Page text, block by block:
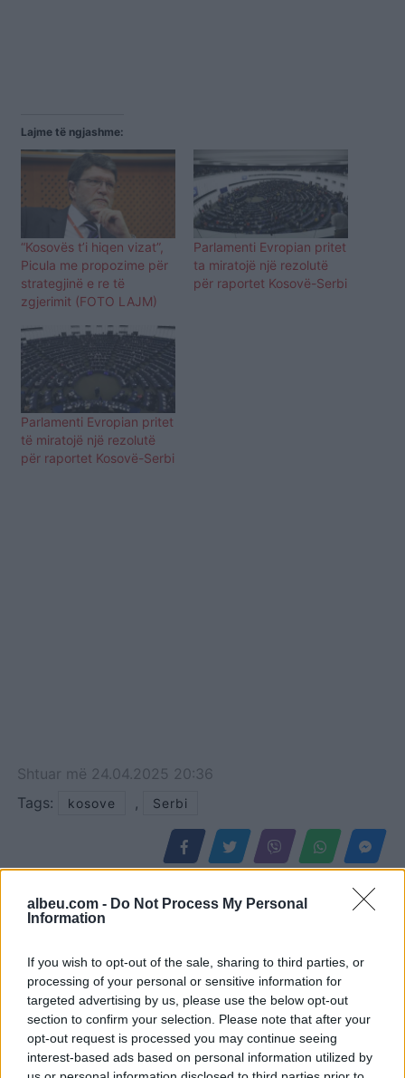
albeu.com - Do Not Process My Personal
Information
If you wish to opt-out of the sale, sharing to third parties, or
processing of your personal or sensitive information for
targeted advertising by us, please use the below opt-out
section to confirm your selection. Please note that after your
opt-out request is processed you may continue seeing
interest-based ads based on personal information utilized by
Lajme të ngjashme:
“Kosovës t’i hiqen vizat”, ​
Picula me propozime për
strategjinë e re të
zgjerimit (FOTO LAJM)
Parlamenti Evropian pritet
ta miratojë një rezolutë
për raportet Kosovë-Serbi
Parlamenti Evropian pritet
të miratojë një rezolutë
për raportet Kosovë-Serbi
Shtuar më 24.04.2025 20:36
Tags:
kosove , Serbi
Eric Wendt konfirmohet
Futbolli librazhdas në zi,